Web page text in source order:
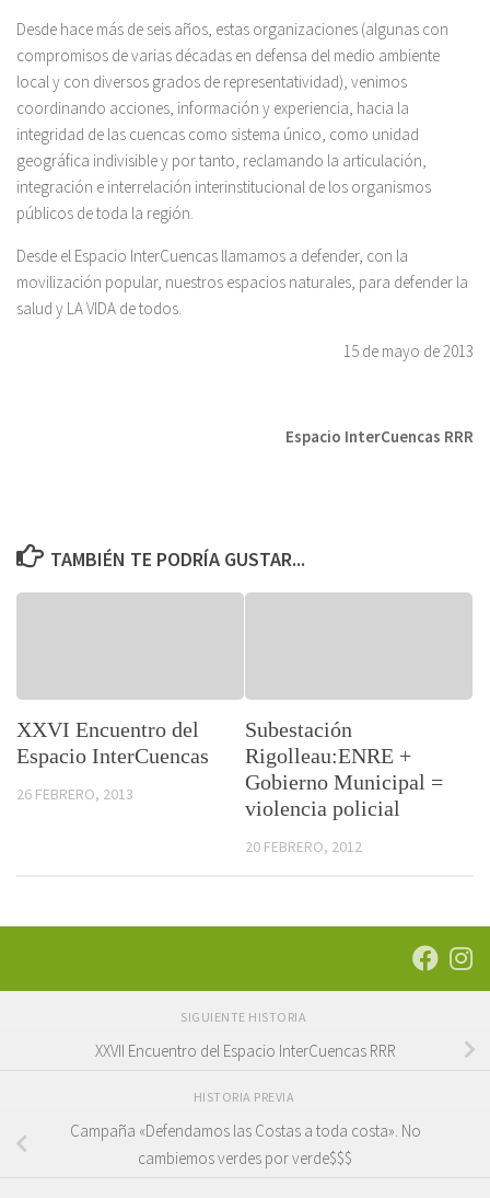
Desde hace más de seis años, estas organizaciones (algunas con
compromisos de varias décadas en defensa del medio ambiente
local y con diversos grados de representatividad), venimos
coordinando acciones, información y experiencia, hacia la
integridad de las cuencas como sistema único, como unidad
geográfica indivisible y por tanto, reclamando la articulación,
integración e interrelación interinstitucional de los organismos
públicos de toda la región.
Desde el Espacio InterCuencas llamamos a defender, con la
movilización popular, nuestros espacios naturales, para defender la
salud y LA VIDA de todos.
15 de mayo de 2013
Espacio InterCuencas RRR
TAMBIÉN TE PODRÍA GUSTAR...
XXVI Encuentro del
Espacio InterCuencas
26 FEBRERO, 2013
Subestación
Rigolleau:ENRE +
Gobierno Municipal =
violencia policial
20 FEBRERO, 2012
SIGUIENTE HISTORIA
XXVII Encuentro del Espacio InterCuencas RRR
HISTORIA PREVIA
Campaña «Defendamos las Costas a toda costa». No
cambiemos verdes por verde$$$